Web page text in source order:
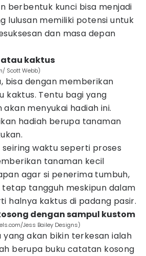
berbentuk kunci bisa menjadi
lulusan memiliki potensi untuk
dan masa depan
atau kaktus
Scott Webb)
bisa dengan memberikan
kaktus. Tentu bagi yang
menyukai hadiah ini.
hadiah berupa tanaman
waktu seperti proses
tanaman kecil
agar si penerima tumbuh,
tangguh meskipun dalam
halnya kaktus di padang pasir.
dengan sampul kustom
Jess Bailey Designs)
yang akan bikin terkesan ialah
berupa buku catatan kosong